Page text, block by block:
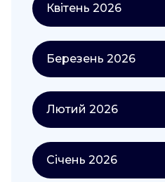
Квітень 2026
Березень 2026
Лютий 2026
Січень 2026